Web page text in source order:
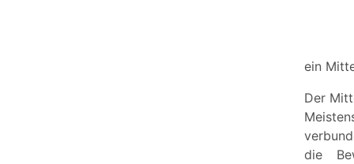
ein
Der
die